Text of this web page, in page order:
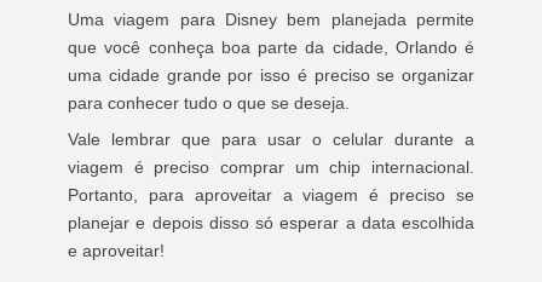
Uma viagem para Disney bem planejada permite
que você conheça boa parte da cidade, Orlando é
uma cidade grande por isso é preciso se organizar
para conhecer tudo o que se deseja.
Vale lembrar que para usar o celular durante a
viagem é preciso comprar um chip internacional.
Portanto, para aproveitar a viagem é preciso se
planejar e depois disso só esperar a data escolhida
e aproveitar!